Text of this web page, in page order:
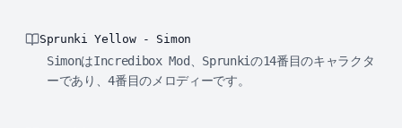
Sprunki Yellow - Simon
SimonはIncredibox Mod、Sprunkiの14番目のキャラクタ
ーであり、4番目のメロディーです。